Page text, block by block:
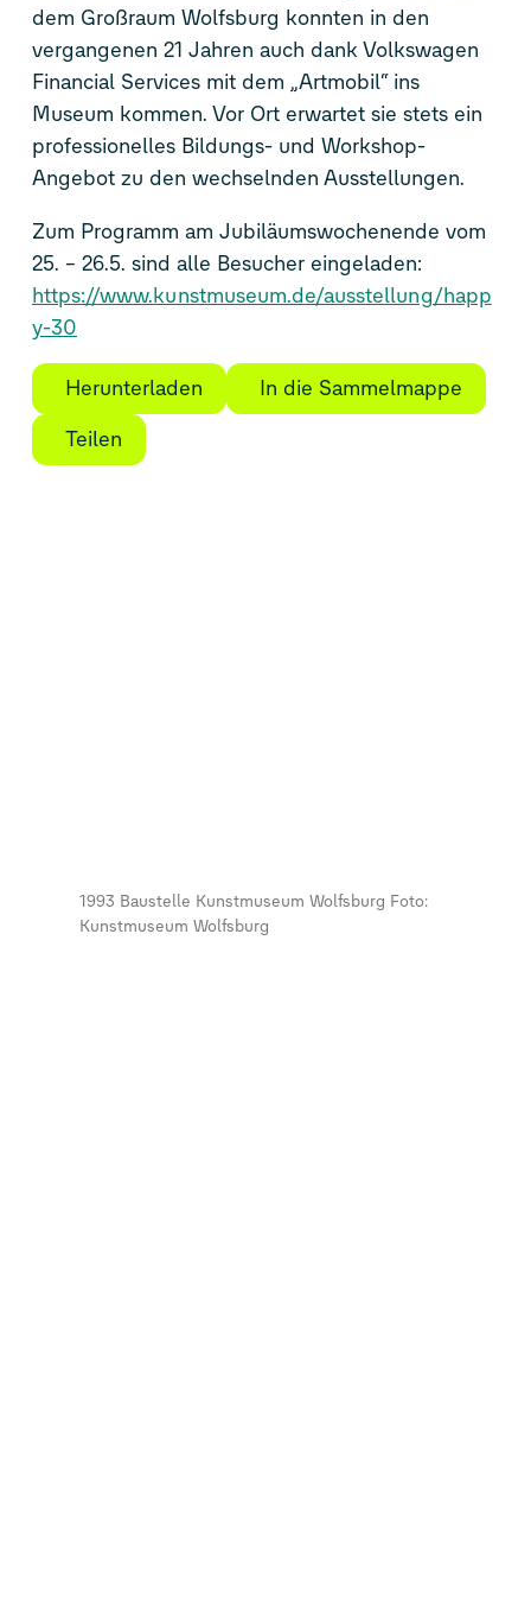
dem Großraum Wolfsburg konnten in den
vergangenen 21 Jahren auch dank Volkswagen
Financial Services mit dem „Artmobil“ ins
Museum kommen. Vor Ort erwartet sie stets ein
professionelles Bildungs- und Workshop-
Angebot zu den wechselnden Ausstellungen.
Zum Programm am Jubiläumswochenende vom
25. – 26.5. sind alle Besucher eingeladen:
https://www.kunstmuseum.de/ausstellung/happ
y-30
Herunterladen
In die Sammelmappe
Teilen
1993 Baustelle Kunstmuseum Wolfsburg Foto:
Kunstmuseum Wolfsburg